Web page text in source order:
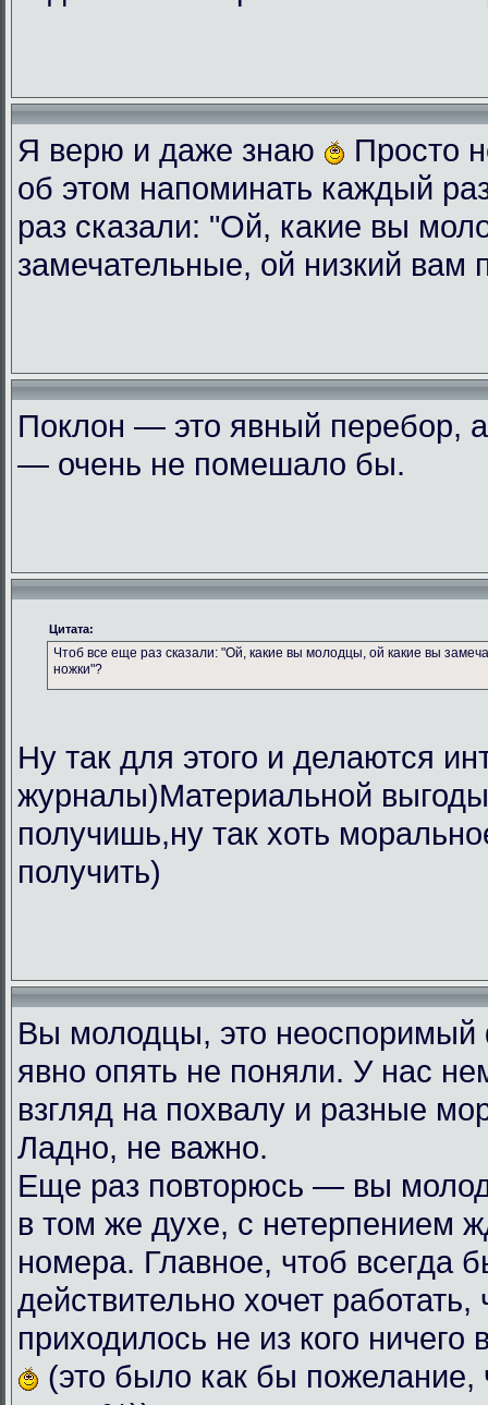
Я верю и даже знаю
Просто
об этом напоминать каждый
раз сказали: "Ой, какие вы
замечательные, ой низкий вам
Поклон — это явный перебор,
— очень не помешало бы.
Цитата:
Чтоб все еще раз сказали: "Ой, какие вы молодцы, ой какие вы
ножки"?
Ну так для этого и делаются
журналы)Материальной
получишь,ну так хоть
получить)
Вы молодцы, это
явно опять не поняли. У нас
взгляд на похвалу и разные
Ладно, не важно.
Еще раз повторюсь — вы
в том же духе, с нетерпением
номера. Главное, чтоб всегда
действительно хочет работать,
приходилось не из кого ничего
(это было как бы пожелание,